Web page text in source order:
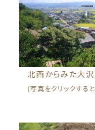
北西からみた大沢
(写真をクリックする